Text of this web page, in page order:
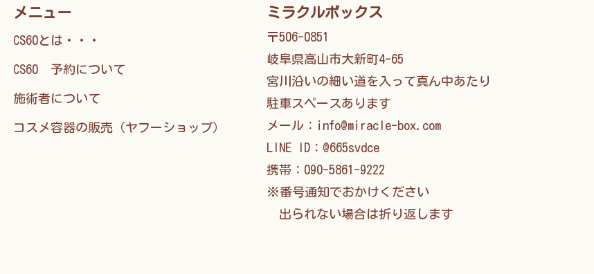
メニュー
CS60とは・・・
CS60 予約について
施術者について
コスメ容器の販売（ヤフーショップ）
ミラクルボックス
〒506-0851
岐阜県高山市大新町4-65
宮川沿いの細い道を入って真ん中あたり
駐車スペースあります
メール：info@miracle-box.com
LINE ID：@665svdce
携帯：090-5861-9222
※番号通知でおかけください
出られない場合は折り返します